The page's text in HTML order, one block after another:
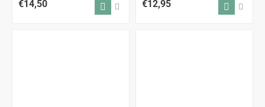
€14,50 €12,95